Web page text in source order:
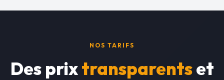
NOS TARIFS
Des prixtransparentset